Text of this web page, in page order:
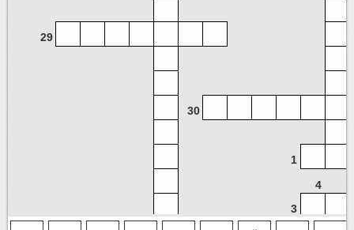
29
30
1
4
3